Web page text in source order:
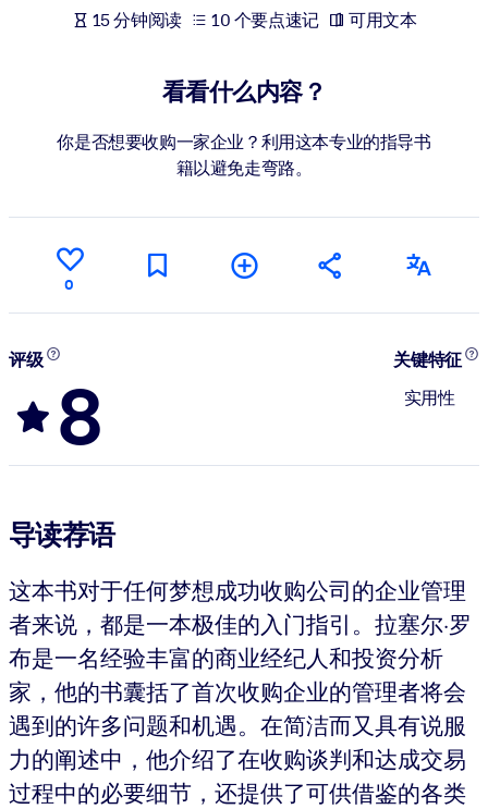
面向人工智能系统
15 分钟阅读 10 个要点速记 可用文本
看看什么内容？
你是否想要收购一家企业？利用这本专业的指导书
籍以避免走弯路。
0
评级
8
关键特征
实用性
导读荐语
这本书对于任何梦想成功收购公司的企业管理
者来说，都是一本极佳的入门指引。拉塞尔·罗
布是一名经验丰富的商业经纪人和投资分析
家，他的书囊括了首次收购企业的管理者将会
遇到的许多问题和机遇。在简洁而又具有说服
力的阐述中，他介绍了在收购谈判和达成交易
过程中的必要细节，还提供了可供借鉴的各类